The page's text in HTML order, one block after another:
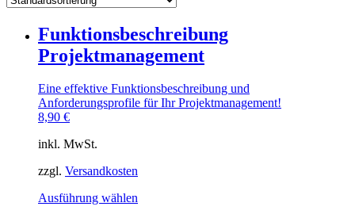
Funktionsbeschreibung
Projektmanagement
Eine effektive Funktionsbeschreibung und
Anforderungsprofile für Ihr Projektmanagement!
8,90 €
inkl. MwSt.
zzgl. Versandkosten
Ausführung wählen